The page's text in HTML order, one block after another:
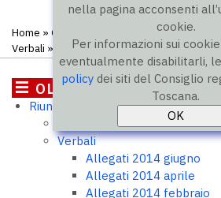
nella pagina acconsenti
cookie.
Per informazioni sui
eventualmente disabilitarli,
policy dei siti del Consiglio
Toscana.
Home » OLI - Osservatorio legislativo
Verbali » Allegati 2011 giugno
OLI - Osservatorio
interregionale
Riunioni
Ordini del giorno
Verbali
Allegati 2014 giugno
Allegati 2014 aprile
Allegati 2014 febbraio